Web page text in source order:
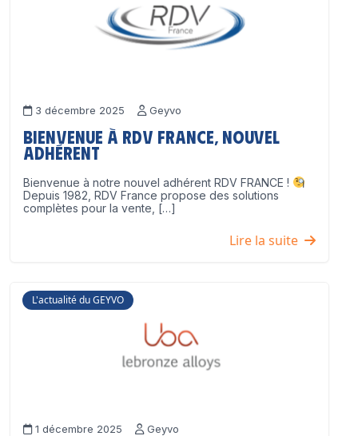
3 décembre 2025 Geyvo
Bienvenue à RDV France, nouvel
adhérent
Bienvenue à notre nouvel adhérent RDV FRANCE !
Depuis 1982, RDV France propose des solutions
complètes pour la vente, […]
Lire la suite
L'actualité du GEYVO
1 décembre 2025 Geyvo